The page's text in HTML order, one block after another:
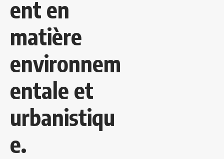
ent en
matière
environnem
entale et
urbanistiqu
e.